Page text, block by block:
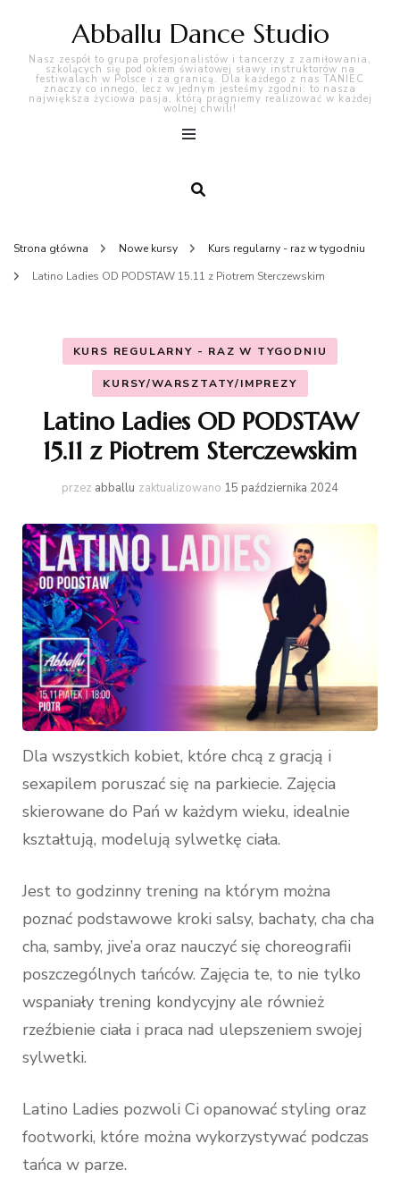
Abballu Dance Studio
Nasz zespół to grupa profesjonalistów i tancerzy z zamiłowania,
szkolących się pod okiem światowej sławy instruktorów na
festiwalach w Polsce i za granicą. Dla każdego z nas TANIEC
znaczy co innego, lecz w jednym jesteśmy zgodni: to nasza
największa życiowa pasja, którą pragniemy realizować w każdej
wolnej chwili!
Strona główna Nowe kursy
Kurs regularny - raz w tygodniu
Latino Ladies OD PODSTAW 15.11 z Piotrem Sterczewskim
KURS REGULARNY - RAZ W TYGODNIU
KURSY/WARSZTATY/IMPREZY
Latino Ladies OD PODSTAW
15.11 z Piotrem Sterczewskim
przez abballu zaktualizowano 15 października 2024
Dla wszystkich kobiet, które chcą z gracją i
sexapilem poruszać się na parkiecie. Zajęcia
skierowane do Pań w każdym wieku, idealnie
kształtują, modelują sylwetkę ciała.
Jest to godzinny trening na którym można
poznać podstawowe kroki salsy, bachaty, cha cha
cha, samby, jive’a oraz nauczyć się choreografii
poszczególnych tańców. Zajęcia te, to nie tylko
wspaniały trening kondycyjny ale również
rzeźbienie ciała i praca nad ulepszeniem swojej
sylwetki.
Latino Ladies pozwoli Ci opanować styling oraz
footworki, które można wykorzystywać podczas
tańca w parze.